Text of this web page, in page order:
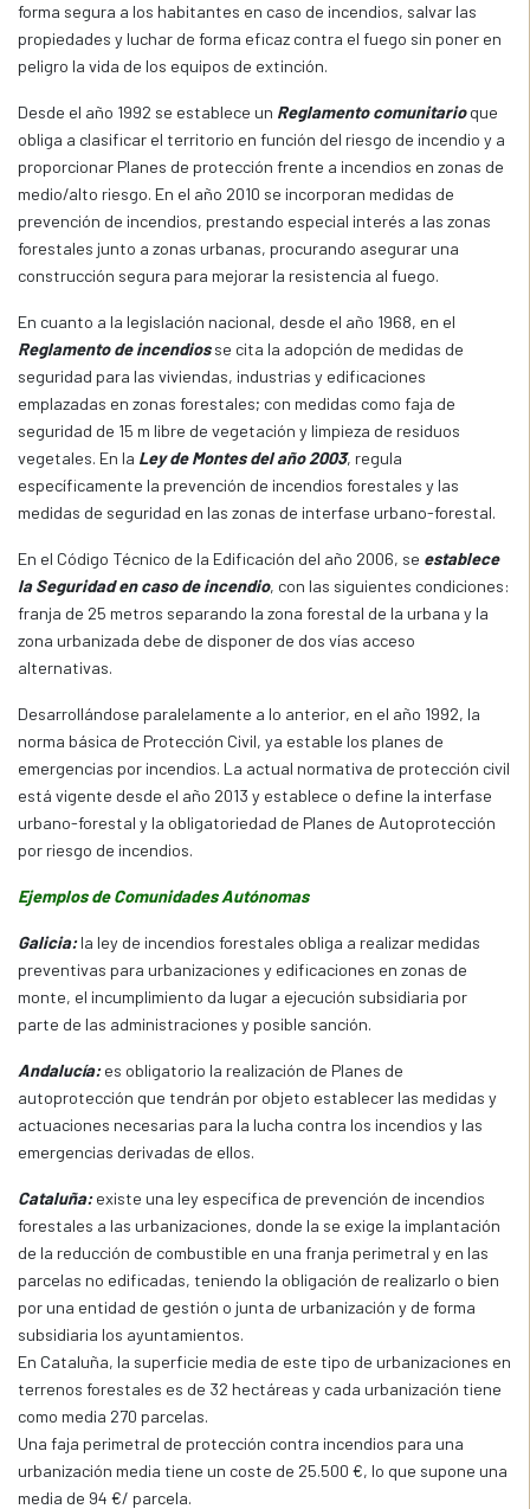
forma segura a los habitantes en caso de incendios, salvar las
propiedades y luchar de forma eficaz contra el fuego sin poner en
peligro la vida de los equipos de extinción.
Desde el año 1992 se establece un Reglamento comunitarioque
obliga a clasificar el territorio en función del riesgo de incendio y a
proporcionar Planes de protección frente a incendios en zonas de
medio/alto riesgo. En el año 2010 se incorporan medidas de
prevención de incendios, prestando especial interés a las zonas
forestales junto a zonas urbanas, procurando asegurar una
construcción segura para mejorar la resistencia al fuego.
En cuanto a la legislación nacional, desde el año 1968, en el
Reglamento de incendios se cita la adopción de medidas de
seguridad para las viviendas, industrias y edificaciones
emplazadas en zonas forestales; con medidas como faja de
seguridad de 15 m libre de vegetación y limpieza de residuos
vegetales. En la Ley de Montes del año 2003, regula
específicamente la prevención de incendios forestales y las
medidas de seguridad en las zonas de interfase urbano-forestal.
En el Código Técnico de la Edificación del año 2006, se establece
la Seguridad en caso de incendio, con las siguientes condiciones:
franja de 25 metros separando la zona forestal de la urbana y la
zona urbanizada debe de disponer de dos vías acceso
alternativas.
Desarrollándose paralelamente a lo anterior, en el año 1992, la
norma básica de Protección Civil, ya estable los planes de
emergencias por incendios. La actual normativa de protección civil
está vigente desde el año 2013 y establece o define la interfase
urbano-forestal y la obligatoriedad de Planes de Autoprotección
por riesgo de incendios.
Ejemplos de Comunidades Autónomas
Galicia: la ley de incendios forestales obliga a realizar medidas
preventivas para urbanizaciones y edificaciones en zonas de
monte, el incumplimiento da lugar a ejecución subsidiaria por
parte de las administraciones y posible sanción.
Andalucía: es obligatorio la realización de Planes de
autoprotección que tendrán por objeto establecer las medidas y
actuaciones necesarias para la lucha contra los incendios y las
emergencias derivadas de ellos.
Cataluña: existe una ley específica de prevención de incendios
forestales a las urbanizaciones, donde la se exige la implantación
de la reducción de combustible en una franja perimetral y en las
parcelas no edificadas, teniendo la obligación de realizarlo o bien
por una entidad de gestión o junta de urbanización y de forma
subsidiaria los ayuntamientos.
En Cataluña, la superficie media de este tipo de urbanizaciones en
terrenos forestales es de 32 hectáreas y cada urbanización tiene
como media 270 parcelas.
Una faja perimetral de protección contra incendios para una
urbanización media tiene un coste de 25.500 €, lo que supone una
media de 94 €/ parcela.